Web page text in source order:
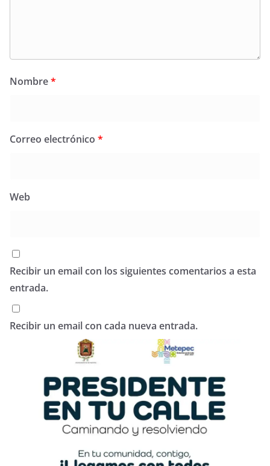
Nombre*
Correo electrónico *
Web
Recibir un email con los siguientes comentarios a esta
entrada.
Recibir un email con cada nueva entrada.